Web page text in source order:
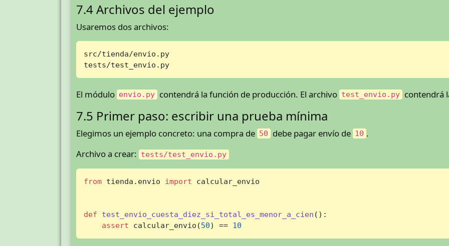
7.4 Archivos del ejemplo
Usaremos dos archivos:
src/tienda/envio.py
tests/test_envio.py
El módulo envio.py contendrá la función de producción. El archivo test_envio.py contendrá
7.5 Primer paso: escribir una prueba mínima
Elegimos un ejemplo concreto: una compra de 50 debe pagar envío de 10 .
Archivo a crear: tests/test_envio.py
from tienda.envio import calcular_envio
def test_envio_cuesta_diez_si_total_es_menor_a_cien ():
assert calcular_envio(50) == 10